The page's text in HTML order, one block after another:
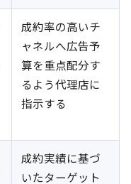
成約率の高いチ
ャネルへ広告予
算を重点配分す
るよう代理店に
指示する
成約実績に基づ
いたターゲット